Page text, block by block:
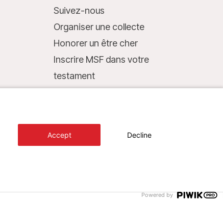
Suivez-nous
Organiser une collecte
Honorer un être cher
Inscrire MSF dans votre
testament
Coordonnées bancaires :
LU75 1111 0000 4848 0000
Design+Digital :Bunker Palace
Accept Decline
Powered by